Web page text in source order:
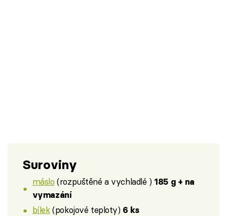
Suroviny
máslo (rozpuštěné a vychladlé ) 185 g + na
vymazání
bílek(pokojové teploty) 6 ks